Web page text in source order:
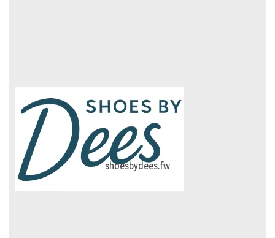
shoesbydees.fw
logo-studiebegeleidinghelvoirt